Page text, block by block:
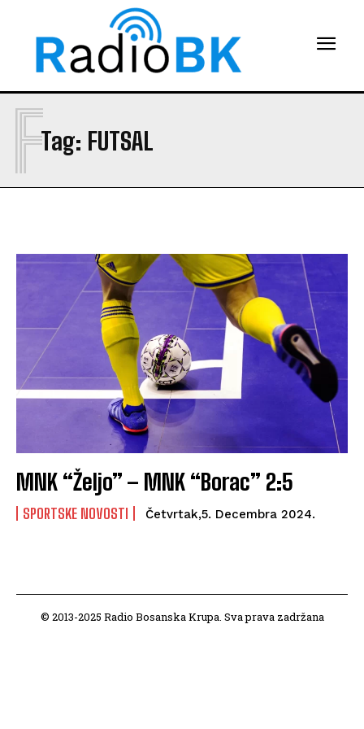
Tag: FUTSAL
F
MNK “Željo” – MNK “Borac” 2:5
SPORTSKE NOVOSTI Četvrtak,5. Decembra 2024.
© 2013-2025 Radio Bosanska Krupa. Sva prava zadržana